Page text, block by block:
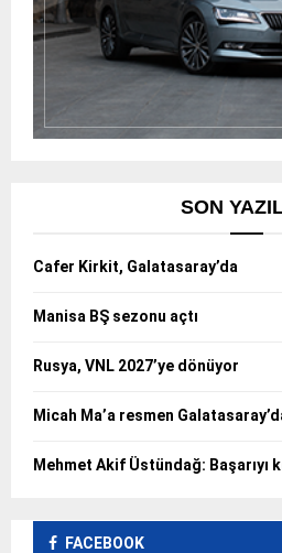
SON
Cafer Kirkit, Galatasaray’da
Manisa BŞ sezonu açtı
Rusya, VNL 2027’ye dönüyor
Micah Ma’a resmen
Mehmet Akif Üstündağ: Başarıyı
FACEBOOK